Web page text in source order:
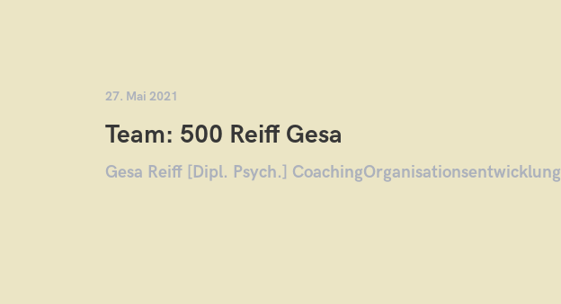
27. Mai 2021
Team: 500 Reiff Gesa
Gesa Reiff [Dipl. Psych.] CoachingOrganisationsentwicklung